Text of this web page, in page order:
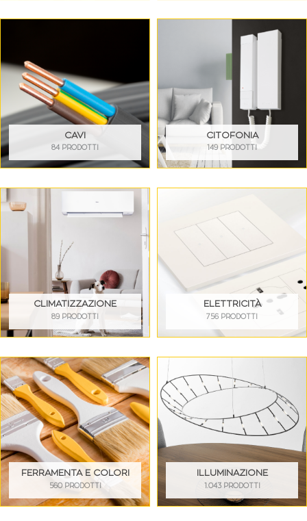
CAVI
84 PRODOTTI
CITOFONIA
149 PRODOTTI
CLIMATIZZAZIONE
89 PRODOTTI
ELETTRICITÀ
756 PRODOTTI
FERRAMENTA E COLORI
560 PRODOTTI
ILLUMINAZIONE
1.043 PRODOTTI